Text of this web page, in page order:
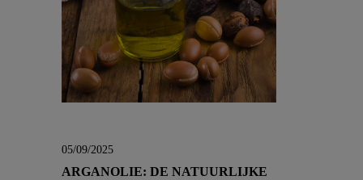
05/09/2025
ARGANOLIE: DE NATUURLIJKE